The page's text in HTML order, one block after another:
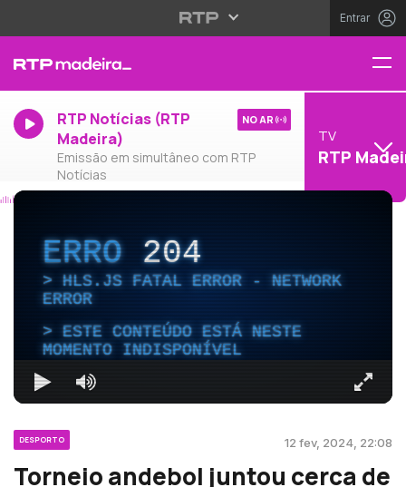
Entrar
RTP Notícias (RTP
Madeira)
Emissão em simultâneo com RTP
Notícias
NO AR
TV
RTP
ERRO204
HLS.JS FATAL ERROR - NETWORK
ERROR
ESTE CONTEÚDO ESTÁ NESTE
MOMENTO INDISPONÍVEL
DESPORTO 12 fev, 2024, 22:08
Torneio andebol juntou cerca de